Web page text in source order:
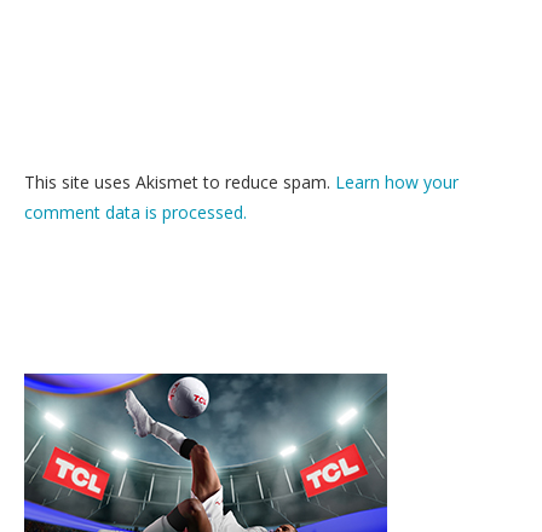
This site uses Akismet to reduce spam. Learn how your
comment data is processed.